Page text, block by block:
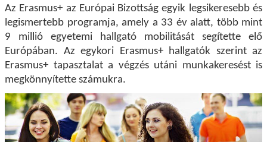
Az Erasmus+ az Európai Bizottság egyik legsikeresebb és
legismertebb programja, amely a 33 év alatt, több mint
9 millió egyetemi hallgató mobilitását segítette elő
Európában. Az egykori Erasmus+ hallgatók szerint az
Erasmus+ tapasztalat a végzés utáni munkakeresést is
megkönnyítette számukra.